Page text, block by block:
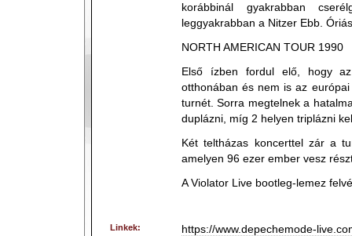
korábbinál gyakrabban
leggyakrabban a Nitzer Ebb.
NORTH AMERICAN TOUR 1990
Első ízben fordul elő, hogy
otthonában és nem is az
turnét. Sorra megtelnek a
duplázni, míg 2 helyen triplázni
Két teltházas koncerttel zár a
amelyen 96 ezer ember vesz
A Violator Live bootleg-lemez
Linkek:
https://www.depechemode-